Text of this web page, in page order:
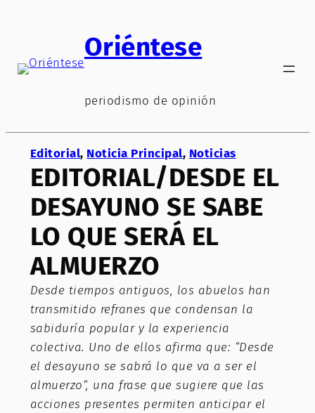
Oriéntese
periodismo de opinión
Editorial, Noticia Principal, Noticias
EDITORIAL/DESDE EL
DESAYUNO SE SABE
LO QUE SERÁ EL
ALMUERZO
Desde tiempos antiguos, los abuelos han
transmitido refranes que condensan la
sabiduría popular y la experiencia
colectiva. Uno de ellos afirma que: “Desde
el desayuno se sabrá lo que va a ser el
almuerzo”, una frase que sugiere que las
acciones presentes permiten anticipar el